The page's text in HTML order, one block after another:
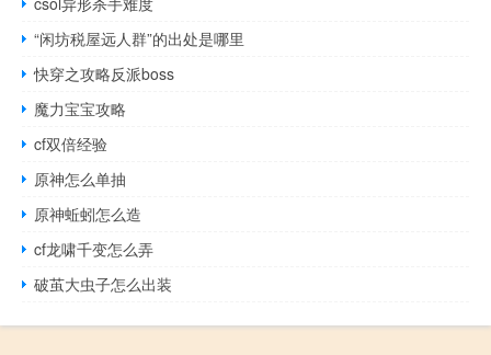
“闲坊税屋远人群”的出处是哪里
快穿之攻略反派boss
魔力宝宝攻略
cf双倍经验
原神怎么单抽
原神蚯蚓怎么造
cf龙啸千变怎么弄
破茧大虫子怎么出装